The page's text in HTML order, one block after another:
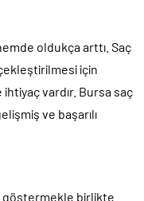
oldukça arttı. Saç
için
vardır. Bursa saç
ve başarılı
göstermekle birlikte